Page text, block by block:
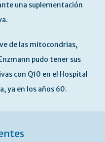
una suplementación
de las mitocondrias,
pudo tener sus
con Q10 en el Hospital
ya en los años 60.